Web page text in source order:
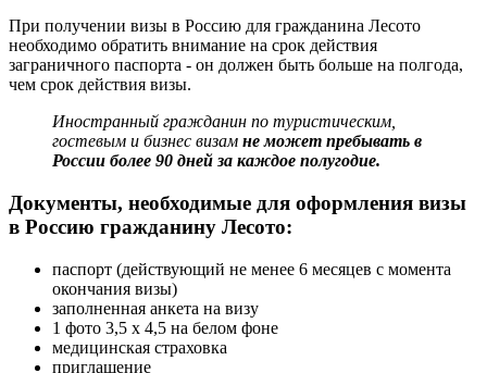
При получении визы в Россию для гражданина Лесото
необходимо обратить внимание на срок действия
заграничного паспорта - он должен быть больше на полгода,
чем срок действия визы.
Иностранный гражданин по туристическим,
гостевым и бизнес визам не может пребывать в
России более 90 дней за каждое полугодие.
Документы, необходимые для оформления визы
в Россию гражданину Лесото:
паспорт (действующий не менее 6 месяцев с момента
окончания визы)
заполненная анкета на визу
1 фото 3,5 х 4,5 на белом фоне
медицинская страховка
приглашение